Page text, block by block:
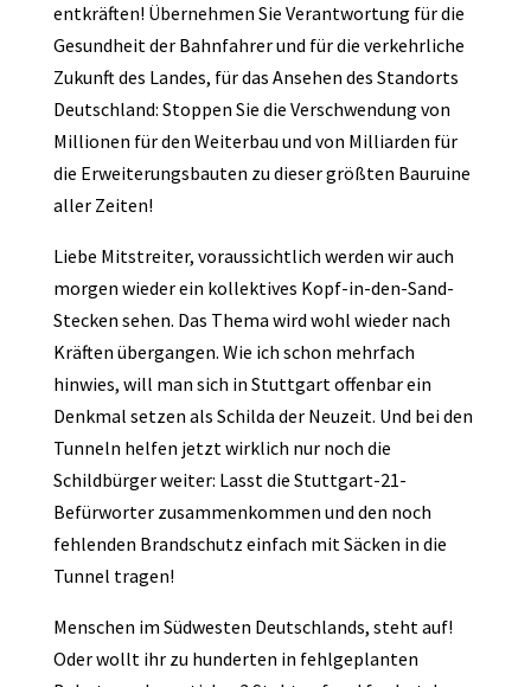
entkräften! Übernehmen Sie Verantwortung für die
Gesundheit der Bahnfahrer und für die verkehrliche
Zukunft des Landes, für das Ansehen des Standorts
Deutschland: Stoppen Sie die Verschwendung von
Millionen für den Weiterbau und von Milliarden für
die Erweiterungsbauten zu dieser größten Bauruine
aller Zeiten!
Liebe Mitstreiter, voraussichtlich werden wir auch
morgen wieder ein kollektives Kopf-in-den-Sand-
Stecken sehen. Das Thema wird wohl wieder nach
Kräften übergangen. Wie ich schon mehrfach
hinwies, will man sich in Stuttgart offenbar ein
Denkmal setzen als Schilda der Neuzeit. Und bei den
Tunneln helfen jetzt wirklich nur noch die
Schildbürger weiter: Lasst die Stuttgart-21-
Befürworter zusammenkommen und den noch
fehlenden Brandschutz einfach mit Säcken in die
Tunnel tragen!
Menschen im Südwesten Deutschlands, steht auf!
Oder wollt ihr zu hunderten in fehlgeplanten